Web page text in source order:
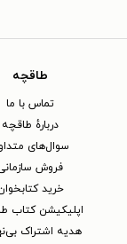
طاقچه
تماس با ما
دربارهٔ طاقچه
سوال‌های
فروش
خرید
اپلیکیشن کتاب
هدیه اشتراک